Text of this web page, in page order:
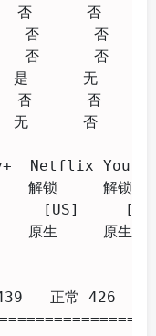
否      否
否      否
否      否
是      无
否      否
无      否
Netflix
解锁     解
[US]
原生
439   正常 426